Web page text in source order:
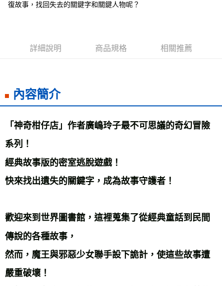
付款後7-11取貨
每筆NT$70，滿NT$799(含以上)免運費
每筆NT$200，滿NT$99,999(含以上)免運費
海外叢書運費
復故事，找回失去的關鍵字和關鍵人物呢？
詳細說明 商品規格 相關推薦
內容簡介
「神奇柑仔店」作者廣嶋玲子最不可思議的奇幻冒險
系列！
經典故事版的密室逃脫遊戲！
快來找出遺失的關鍵字，成為故事守護者！
歡迎來到世界圖書館，這裡蒐集了從經典童話到民間
傳說的各種故事，
然而，魔王與邪惡少女聯手設下詭計，使這些故事遭
嚴重破壞！